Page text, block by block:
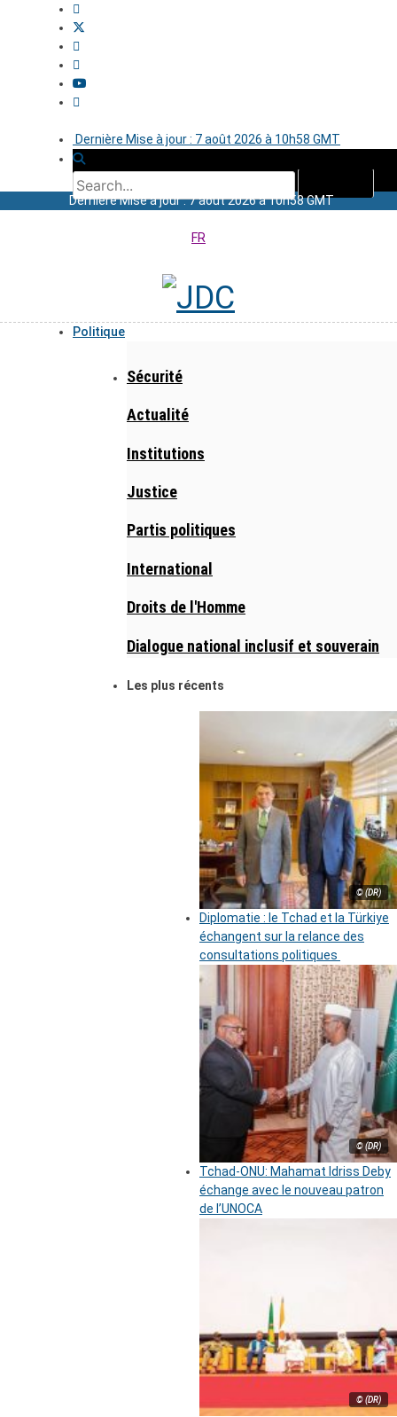
Dernière Mise à jour : 7 août 2026 à 10h58 GMT
Dernière Mise à jour : 7 août 2026 à 10h58 GMT
FR
Politique
Sécurité
Actualité
Institutions
Justice
Partis politiques
International
Droits de l'Homme
Dialogue national inclusif et souverain
Les plus récents
© (DR)
Diplomatie : le Tchad et la Türkiye
échangent sur la relance des
consultations politiques
© (DR)
Tchad-ONU: Mahamat Idriss Deby
échange avec le nouveau patron
de l’UNOCA
© (DR)